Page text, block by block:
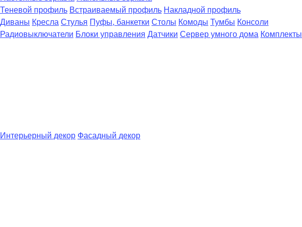
Теневой профиль Встраиваемый профиль Накладной профиль
Диваны Кресла Стулья Пуфы, банкетки Столы Комоды Тумбы Консоли
Радиовыключатели Блоки управления Датчики Сервер умного дома Комплекты
Интерьерный декор Фасадный декор